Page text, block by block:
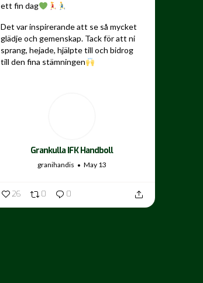
ett fin dag
Det var inspirerande att se så mycket
glädje och gemenskap. Tack för att ni
sprang, hejade, hjälpte till och bidrog
till den fina stämningen
Grankulla IFK Handboll
granihandis May 13
26 0 0